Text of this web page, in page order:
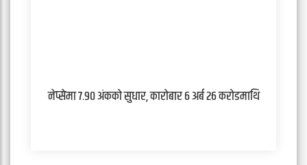
नेप्सेमा ७.९० अंकको सुधार, कारोबार ६ अर्ब २६ करोडमाथि